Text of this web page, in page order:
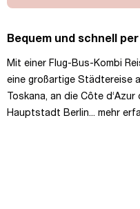
Bequem und schnell
Mit einer Flug-Bus-Kombi
eine großartige Städtereise
Toskana, an die Côte
Hauptstadt Berlin... mehr